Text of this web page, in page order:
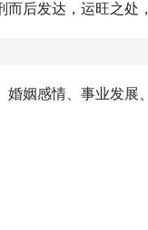
后发达，运旺之处
姻感情、事业发